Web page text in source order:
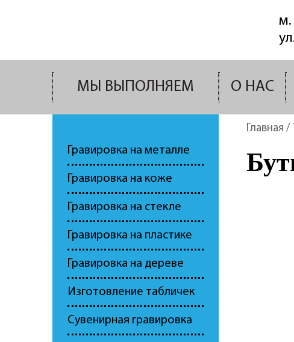
м.
МЫ ВЫПОЛНЯЕМ О НАС
Гравировка на металле
Гравировка на коже
Гравировка на стекле
Гравировка на пластике
Гравировка на дереве
Изготовление табличек
Сувенирная гравировка
Главная /